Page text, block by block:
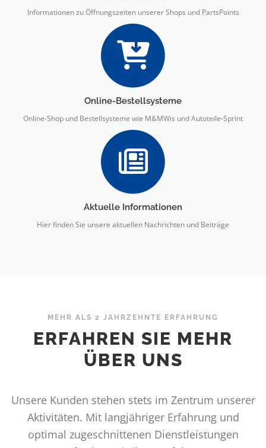
Informationen zu Öffnungszeiten unserer Shops und PartsPoints
Online-Bestellsysteme
Online-Shop und Bestellsysteme wie M&MWis und Autoteile-Sprint
Aktuelle Informationen
Hier finden Sie unsere aktuellen Nachrichten und Beiträge
MEHR ALS 2 JAHRZEHNTE ERFAHRUNG
ERFAHREN SIE MEHR
ÜBER UNS
Unsere Kunden stehen stets im Zentrum unserer
Aktivitäten. Mit langjähriger Erfahrung und
optimal zugeschnittenen Dienstleistungen